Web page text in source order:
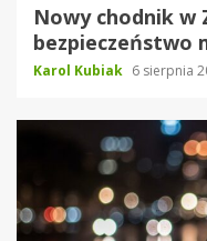
Nowy chodnik w
bezpieczeństwo
Karol Kubiak 6 sierpnia